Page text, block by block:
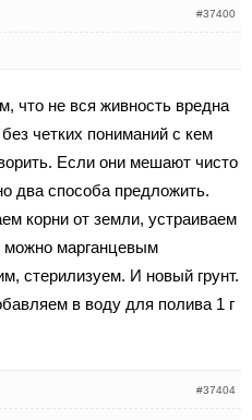
#37400
что не вся живность вредна
четких пониманий с кем
Если они мешают чисто
два способа предложить.
корни от земли, устраиваем
марганцевым
стерилизуем. И новый грунт.
в воду для полива 1 г
#37404